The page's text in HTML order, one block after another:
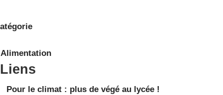
Alimentation
Liens
Pour le climat : plus de végé au lycée !